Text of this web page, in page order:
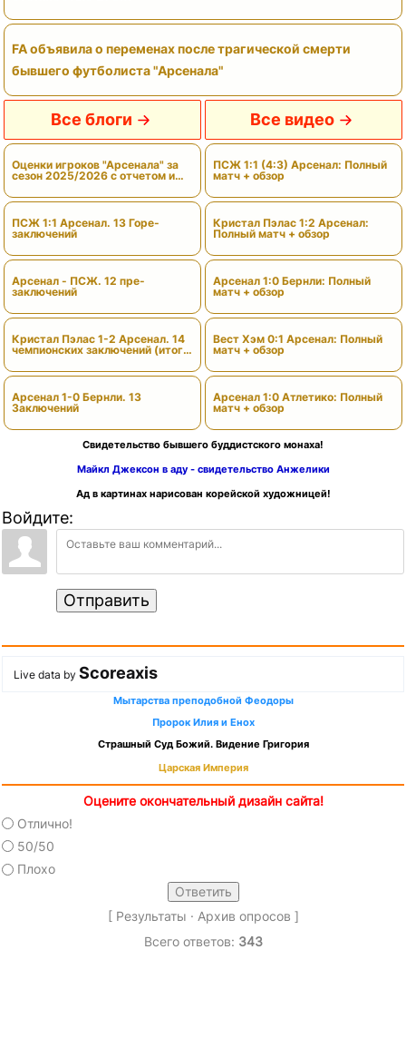
FA объявила о переменах после трагической смерти
бывшего футболиста "Арсенала"
Все блоги
Оценки игроков "Арсенала" за
сезон 2025/2026 с отчетом и
вердиктами
ПСЖ 1:1 Арсенал. 13 Горе-
заключений
Арсенал - ПСЖ. 12 пре-
заключений
Кристал Пэлас 1-2 Арсенал. 14
чемпионских заключений (итоги
Арсенал 1-0 Бернли. 13
Заключений
Все видео
ПСЖ 1:1 (4:3) Арсенал: Полный
матч + обзор
Кристал Пэлас 1:2 Арсенал:
Полный матч + обзор
Арсенал 1:0 Бернли: Полный
матч + обзор
Вест Хэм 0:1 Арсенал: Полный
матч + обзор
Арсенал 1:0 Атлетико: Полный
матч + обзор
Свидетельство бывшего буддистского монаха!
Майкл Джексон в аду - свидетельство Анжелики
Ад в картинах нарисован корейской художницей!
Войдите:
Отправить
Live data by Scoreaxis
Мытарства преподобной Феодоры
Пророк Илия и Енох
Страшный Суд Божий. Видение Григория
Царская Империя
Оцените окончательный дизайн сайта!
Отлично!
50/50
Плохо
[ Результаты · Архив опросов ]
Всего ответов: 343